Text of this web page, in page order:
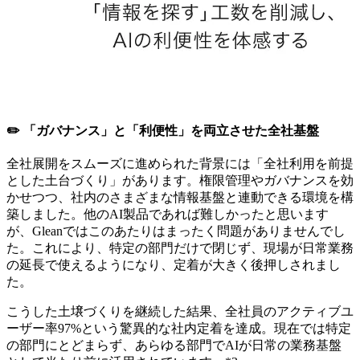
✏️ 「ガバナンス」と「利便性」を両立させた全社基盤
全社展開をスムーズに進められた背景には「全社利用を前提
とした土台づくり」があります。権限管理やガバナンスを効
かせつつ、社内のさまざまな情報基盤と連動できる環境を構
築しました。他のAI製品であれば難しかったと思います
が、Gleanではこのあたりはまったく問題がありませんでし
た。これにより、特定の部門だけで閉じず、現場が日常業務
の延長で使えるようになり、定着が大きく後押しされまし
た。
こうした土壌づくりを継続した結果、全社員のアクティブユ
ーザー率97%という驚異的な社内定着を達成。現在では特定
の部門にとどまらず、あらゆる部門でAIが日常の業務基盤